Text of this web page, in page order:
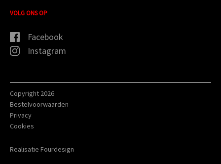
VOLG ONS OP
Facebook
Instagram
Copyright 2026
Bestelvoorwaarden
Privacy
Cookies
Realisatie Fourdesign